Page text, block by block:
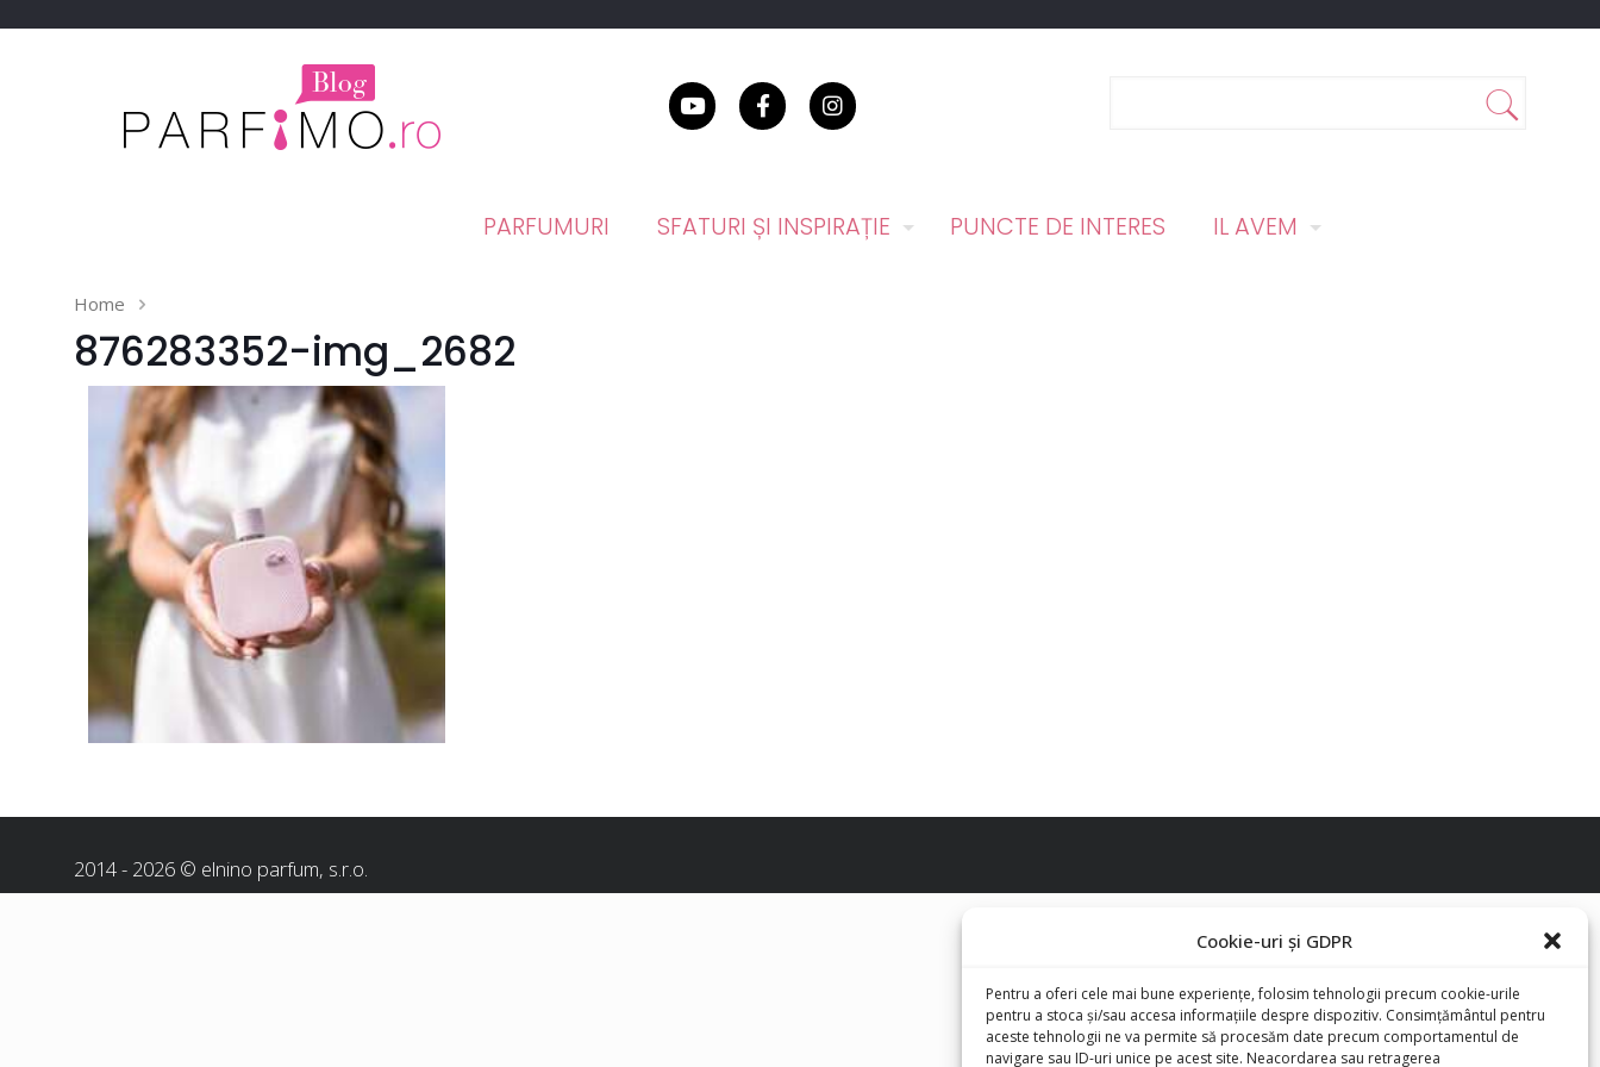
Cookie-uri și GDPR
Pentru a oferi cele mai bune experiențe, folosim tehnologii precum cookie-urile
pentru a stoca și/sau accesa informațiile despre dispozitiv. Consimțământul pentru
aceste tehnologii ne va permite să procesăm date precum comportamentul de
navigare sau ID-uri unice pe acest site. Neacordarea sau retragerea
PARFUMURI SFATURI ȘI INSPIRAȚIE PUNCTE DE INTERES IL AVEM
Home
876283352-img_2682
2014 - 2026 © elnino parfum, s.r.o.